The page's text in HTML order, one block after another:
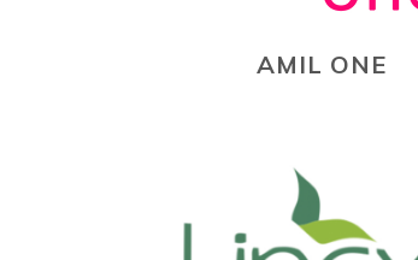
AMIL ONE